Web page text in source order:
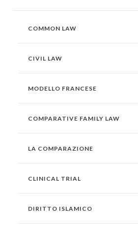
COMMON LAW
CIVIL LAW
MODELLO FRANCESE
COMPARATIVE FAMILY LAW
LA COMPARAZIONE
CLINICAL TRIAL
DIRITTO ISLAMICO